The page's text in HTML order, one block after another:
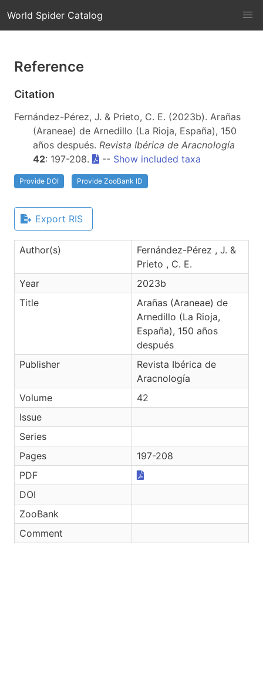
World Spider Catalog
Reference
Citation
Fernández-Pérez, J. & Prieto, C. E. (2023b). Arañas
(Araneae) de Arnedillo (La Rioja, España), 150
años después. Revista Ibérica de Aracnología
42: 197-208. -- Show included taxa
Provide DOI Provide ZooBank ID
Export RIS
Author(s)
Fernández-Pérez , J. &
Prieto , C. E.
Year
2023b
Title
Arañas (Araneae) de
Arnedillo (La Rioja,
España), 150 años
después
Publisher
Revista Ibérica de
Aracnología
Volume
42
Issue
Series
Pages
197-208
PDF
DOI
ZooBank
Comment